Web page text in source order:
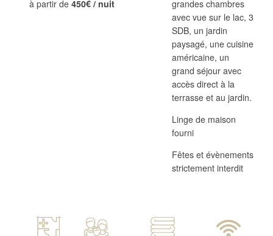
à partir de 450€ / nuit
grandes chambres
avec vue sur le lac, 3
SDB, un jardin
paysagé, une cuisine
américaine, un
grand séjour avec
accès direct à la
terrasse et au jardin.
Linge de maison
fourni
Fêtes et évènements
strictement interdit